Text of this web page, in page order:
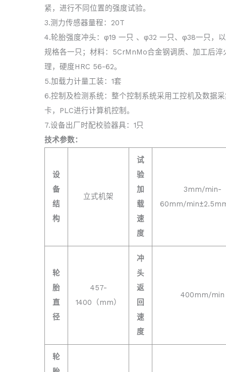
紧，进行不同位置的强度试验。
3.测力传感器量程：20T
4.轮胎强度冲头：φ19 一只 、φ32 一只、φ38一只，
规格各一只；材料：5CrMnMo合金钢调质、加工后淬
理，硬度HRC 56-62。
5.加载力计量工装：1套
6.控制及检测系统：整个控制系统采用工控机及数据
卡，PLC进行计算机控制。
7.设备出厂时配校验器具：1只
技术参数：
设
备
结
构
立式机架
试
验
加
载
速
度
3mm/min-
60mm/
轮
胎
直
径
457-
1400（mm）
冲
头
返
回
速
度
400mm/min
轮